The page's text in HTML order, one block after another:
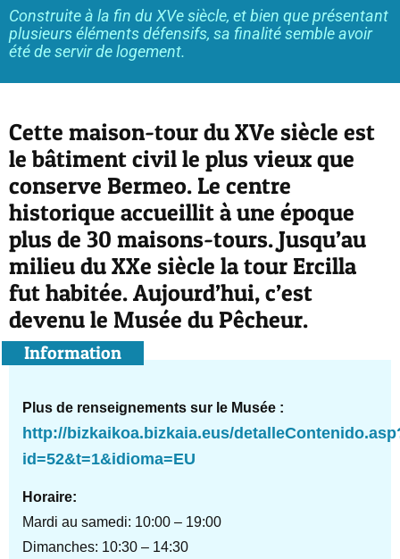
Construite à la fin du XVe siècle, et bien que présentant
plusieurs éléments défensifs, sa finalité semble avoir
été de servir de logement.
Cette maison-tour du XVe siècle est
le bâtiment civil le plus vieux que
conserve Bermeo. Le centre
historique accueillit à une époque
plus de 30 maisons-tours. Jusqu’au
milieu du XXe siècle la tour Ercilla
fut habitée. Aujourd’hui, c’est
devenu le Musée du Pêcheur.
Information
Plus de renseignements sur le Musée :
http://bizkaikoa.bizkaia.eus/
id=52&t=1&idioma=EU
Horaire:
Mardi au samedi: 10:00 – 19:00
Dimanches: 10:30 – 14:30